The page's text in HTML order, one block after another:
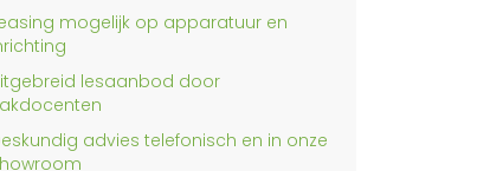
mogelijk op apparatuur en
lesaanbod door
advies telefonisch en in onze